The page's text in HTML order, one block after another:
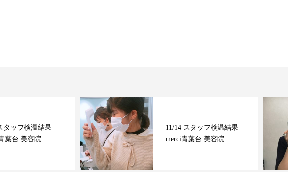
タッフ検温結果
葉台 美容院
11/14 スタッフ検温結果
merci青葉台 美容院